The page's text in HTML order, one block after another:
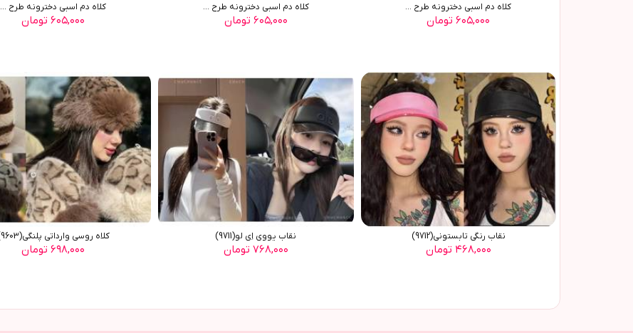
کلاه دم اسبی دخترونه طرح ...
۶۰۵,۰۰۰ تومان
کلاه دم اسبی دخترونه طرح ...
۶۰۵,۰۰۰ تومان
کلاه دم اسبی دخترونه طرح ...
۶۰۵,۰۰۰ تومان
نقاب رنگی تابستونی(9712)
۴۶۸,۰۰۰ تومان
نقاب یووی اِی لو(9711)
۷۶۸,۰۰۰ تومان
کلاه روسي وارداتي پلنگي(9603)
۶۹۸,۰۰۰ تومان